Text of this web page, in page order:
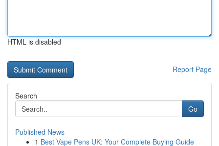
HTML is disabled
Report Page
Search
Go
Published News
1 Best Vape Pens UK: Your Complete Buying Guide